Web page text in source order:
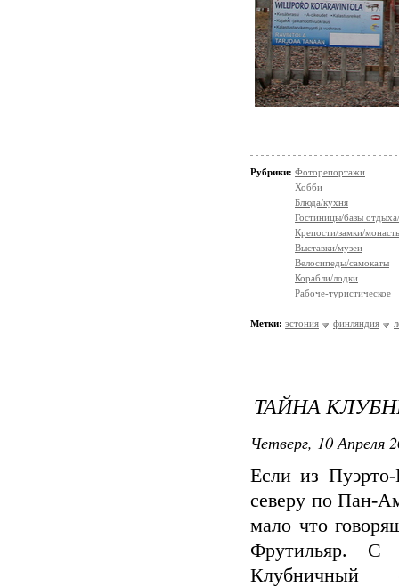
Рубрики: Фоторепортажи
Хобби
Блюда/кухня
Гостиницы/базы
Крепости/замки/
Выставки/музеи
Велосипеды/самокаты
Корабли/лодки
Рабоче-туристическое
Метки: эстония финляндия
ТАЙНА
Четверг, 10 Апреля
Если из Пуэрто-
северу по Пан-
мало что
Фрутильяр. С